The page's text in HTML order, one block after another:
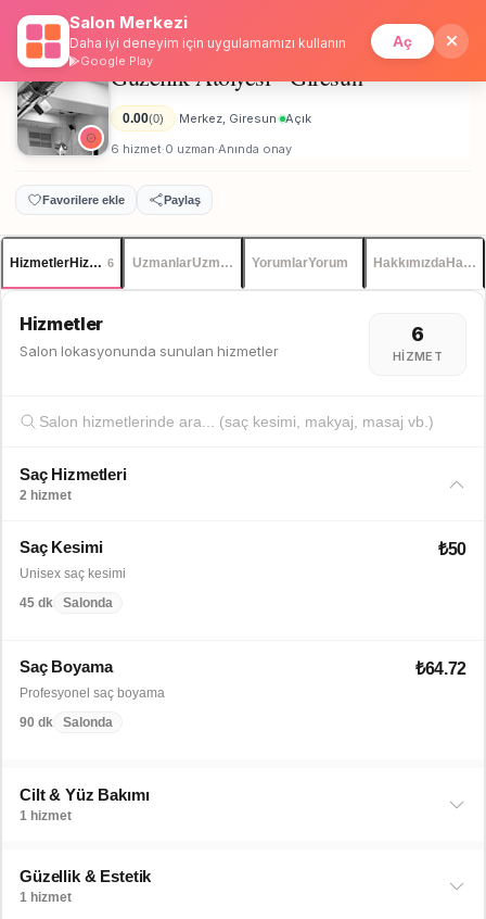
İstanbul Giriş Üye Ol
Anasayfa / Giresun / Güzellik Atölyesi - Giresun
Güzellik Atölyesi - Giresun
0.00(0) ·Merkez, Giresun· Açık
6 hizmet·0 uzman·Anında onay
Favorilere ekle Paylaş
HizmetlerHizmetler
6 UzmanlarUzmanlar YorumlarYorum Hakkımızda
Hizmetler
Salon lokasyonunda sunulan hizmetler
6
HIZMET
Saç Hizmetleri
2 hizmet
Saç Kesimi
Unisex saç kesimi
45 dk
Salonda
₺50
Saç Boyama
Profesyonel saç boyama
90 dk
Salonda
₺64.72
Cilt & Yüz Bakımı
1 hizmet
Güzellik & Estetik
1 hizmet
Salon Merkezi
Daha iyi deneyim için uygulamamızı kullanın
Google Play
Aç